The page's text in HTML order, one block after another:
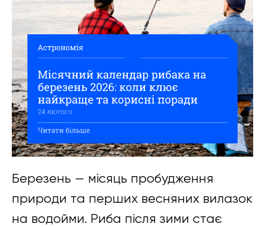
Березень — місяць пробудження
природи та перших весняних вилазок
на водойми. Риба після зими стає